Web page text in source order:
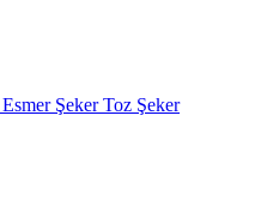
Esmer ŞekerToz Şeker